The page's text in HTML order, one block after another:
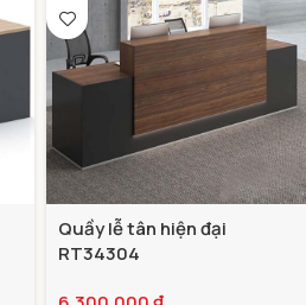
Quầy lễ tân hiện đại
RT34304